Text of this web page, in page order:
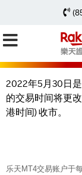
2022年5
美国阵亡
2022年5月30日
的交易时间将更
港时间) 收市。
乐天MT4交易账户于